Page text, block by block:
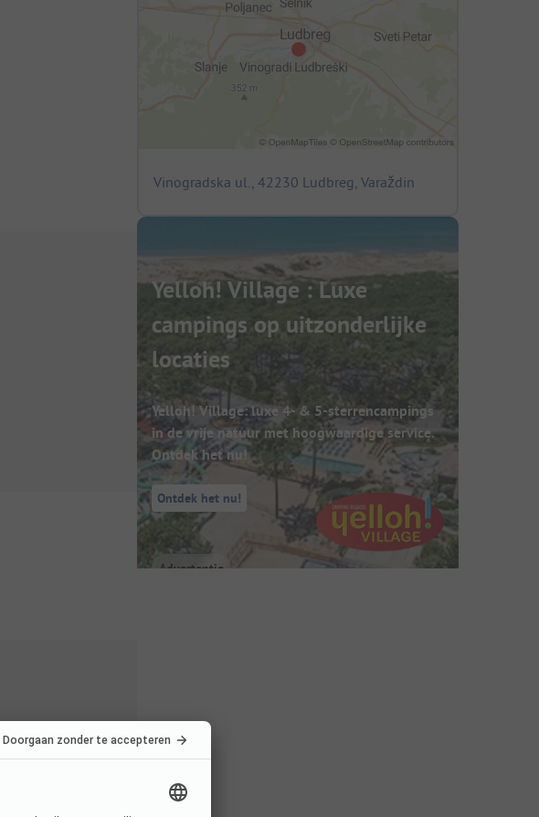
Vinogradska ul., 42230 Ludbreg, Varaždin
Yelloh! Village : Luxe
campings op uitzonderlijke
locaties
Yelloh! Village: luxe 4- & 5-sterrencampings
in de vrije natuur met hoogwaardige service.
Ontdek het nu!
Ontdek het nu!